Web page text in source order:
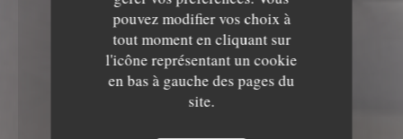
pouvez modifier vos choix à
tout moment en cliquant sur
l'icône représentant un cookie
en bas à gauche des pages du
site.